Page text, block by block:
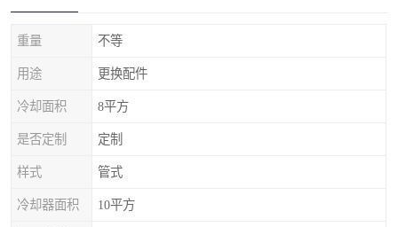
重量 不等
用途 更换配件
冷却面积 8平方
是否定制 定制
样式 管式
冷却器面积 10平方